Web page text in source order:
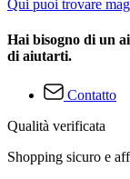
Qui puoi trovare
Hai bisogno di un
di aiutarti.
Contatto
Qualità verificata
Shopping sicuro e